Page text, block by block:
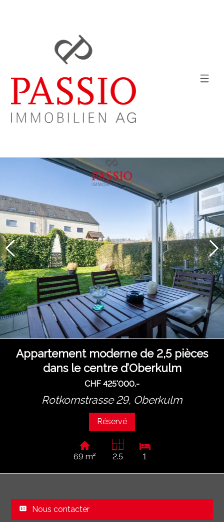
Appartement moderne de 2,5 pièces
dans le centre d’Oberkulm
CHF 425'000.-
Rotkornstrasse 29, Oberkulm
Réservé
69 m² 2.5 1
Nous contacter